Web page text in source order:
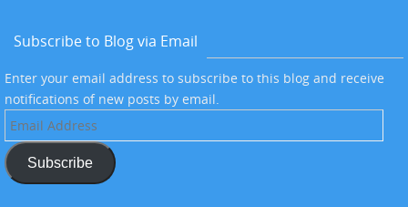
Subscribe to Blog via Email
Enter your email address to subscribe to this blog and receive
notifications of new posts by email.
Email
Address
Subscribe